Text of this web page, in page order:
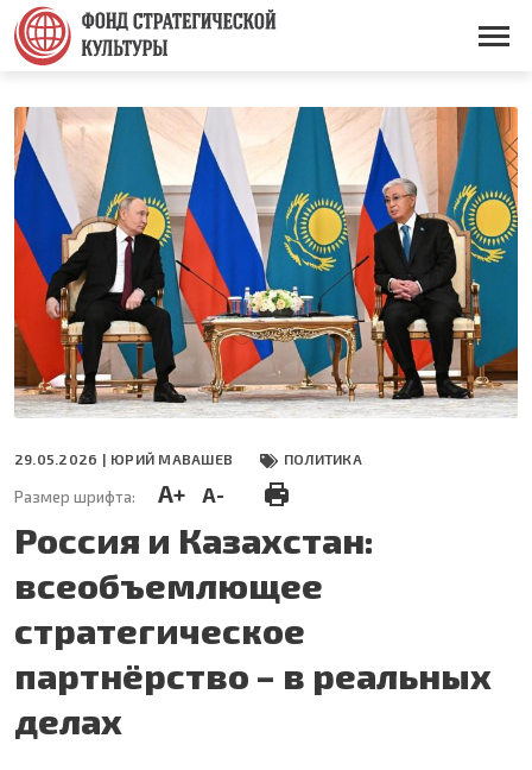
Перейти
основному
содержанию
Основная
29.05.2026 | ЮРИЙ МАВАШЕВ ПОЛИТИКА
Размер шрифта: A+ A-
Россия и Казахстан:
всеобъемлющее
стратегическое
партнёрство – в реальных
делах